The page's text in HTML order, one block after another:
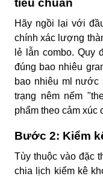
Hãy ngồi lại với
chính xác lượng
lẻ lẫn combo. Quy
đúng bao nhiêu
bao nhiêu ml nước
trạng nêm nếm
phẩm theo cảm xúc
Bước 2: Kiểm
Tùy thuộc vào đặc
chia lịch kiểm kê